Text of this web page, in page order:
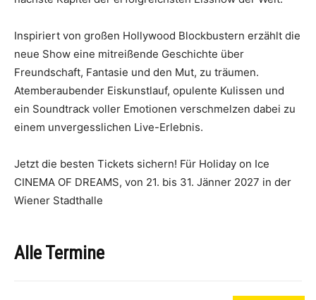
Inspiriert von großen Hollywood Blockbustern erzählt die
neue Show eine mitreißende Geschichte über
Freundschaft, Fantasie und den Mut, zu träumen.
Atemberaubender Eiskunstlauf, opulente Kulissen und
ein Soundtrack voller Emotionen verschmelzen dabei zu
einem unvergesslichen Live-Erlebnis.
Jetzt die besten Tickets sichern! Für Holiday on Ice
CINEMA OF DREAMS, von 21. bis 31. Jänner 2027 in der
Wiener Stadthalle
Alle Termine